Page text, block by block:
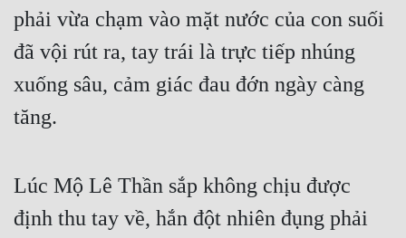
Khoa Huyễn
Khoa Huyễn Không Gian
Kinh Dị
Kiếm Hiệp
Kỳ Ảo
Linh Dị
phải vừa chạm vào mặt nước của con suối
đã vội rút ra, tay trái là trực tiếp nhúng
xuống sâu, cảm giác đau đớn ngày càng
tăng.
Lúc Mộ Lê Thần sắp không chịu được
định thu tay về, hắn đột nhiên đụng phải